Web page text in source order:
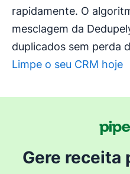
rapidamente. O
mesclagem da
duplicados sem perda
Limpe o seu CRM hoje
Gere receita